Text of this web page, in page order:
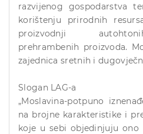
razvijenog gospodarstva
korištenju prirodnih
proizvodnji
prehrambenih proizvoda.
zajednica sretnih i
Slogan LAG-a
„Moslavina-potpuno
na brojne karakteristike i
koje u sebi objedinjuju ono